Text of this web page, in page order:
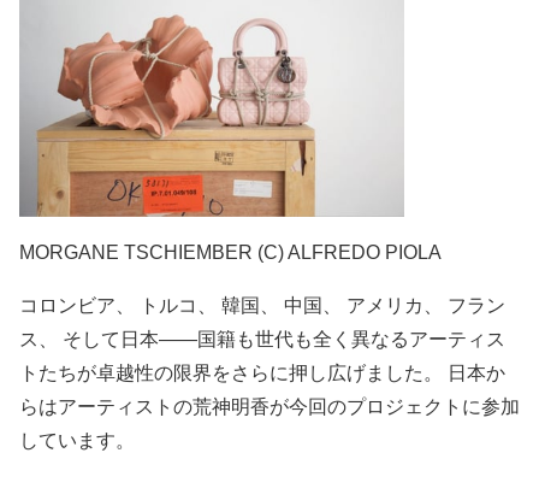
MORGANE TSCHIEMBER (C) ALFREDO PIOLA
コロンビア、 トルコ、 韓国、 中国、 アメリカ、 フラン
ス、 そして日本――国籍も世代も全く異なるアーティス
トたちが卓越性の限界をさらに押し広げました。 日本か
らはアーティストの荒神明香が今回のプロジェクトに参加
しています。